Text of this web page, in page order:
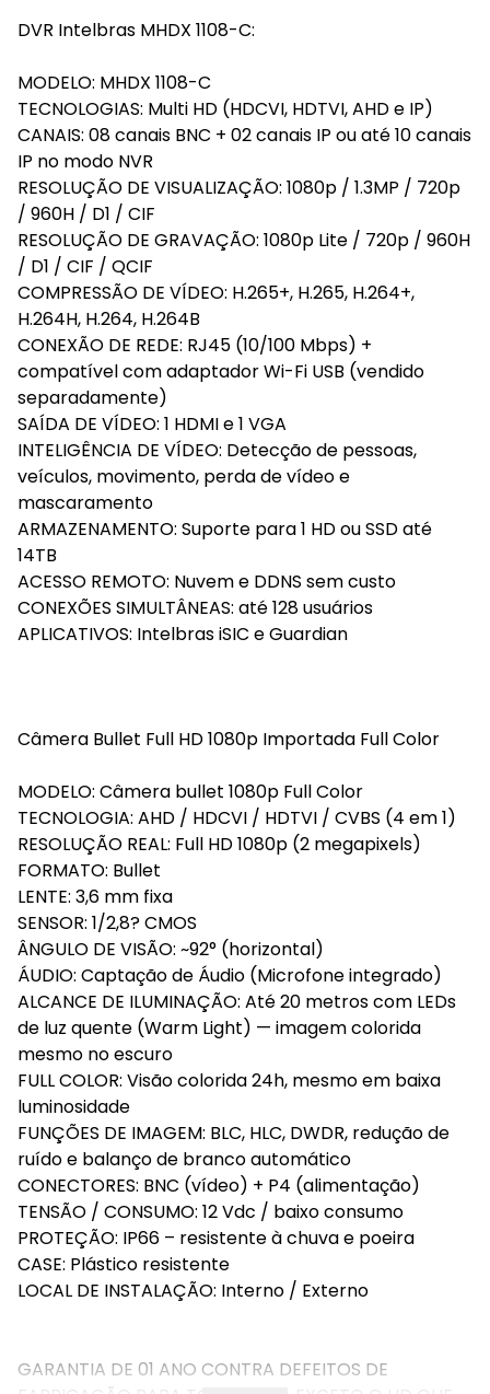
DVR Intelbras MHDX 1108-C:
MODELO: MHDX 1108-C
TECNOLOGIAS: Multi HD (HDCVI, HDTVI, AHD e IP)
CANAIS: 08 canais BNC + 02 canais IP ou até 10 canais
IP no modo NVR
RESOLUÇÃO DE VISUALIZAÇÃO: 1080p / 1.3MP / 720p
/ 960H / D1 / CIF
RESOLUÇÃO DE GRAVAÇÃO: 1080p Lite / 720p / 960H
/ D1 / CIF / QCIF
COMPRESSÃO DE VÍDEO: H.265+, H.265, H.264+,
H.264H, H.264, H.264B
CONEXÃO DE REDE: RJ45 (10/100 Mbps) +
compatível com adaptador Wi-Fi USB (vendido
separadamente)
SAÍDA DE VÍDEO: 1 HDMI e 1 VGA
INTELIGÊNCIA DE VÍDEO: Detecção de pessoas,
veículos, movimento, perda de vídeo e
mascaramento
ARMAZENAMENTO: Suporte para 1 HD ou SSD até
14TB
ACESSO REMOTO: Nuvem e DDNS sem custo
CONEXÕES SIMULTÂNEAS: até 128 usuários
APLICATIVOS: Intelbras iSIC e Guardian
Câmera Bullet Full HD 1080p Importada Full Color
MODELO: Câmera bullet 1080p Full Color
TECNOLOGIA: AHD / HDCVI / HDTVI / CVBS (4 em 1)
RESOLUÇÃO REAL: Full HD 1080p (2 megapixels)
FORMATO: Bullet
LENTE: 3,6 mm fixa
SENSOR: 1/2,8? CMOS
ÂNGULO DE VISÃO: ~92° (horizontal)
ÁUDIO: Captação de Áudio (Microfone integrado)
ALCANCE DE ILUMINAÇÃO: Até 20 metros com LEDs
de luz quente (Warm Light) — imagem colorida
mesmo no escuro
FULL COLOR: Visão colorida 24h, mesmo em baixa
luminosidade
FUNÇÕES DE IMAGEM: BLC, HLC, DWDR, redução de
ruído e balanço de branco automático
CONECTORES: BNC (vídeo) + P4 (alimentação)
TENSÃO / CONSUMO: 12 Vdc / baixo consumo
PROTEÇÃO: IP66 – resistente à chuva e poeira
CASE: Plástico resistente
LOCAL DE INSTALAÇÃO: Interno / Externo
GARANTIA DE 01 ANO CONTRA DEFEITOS DE